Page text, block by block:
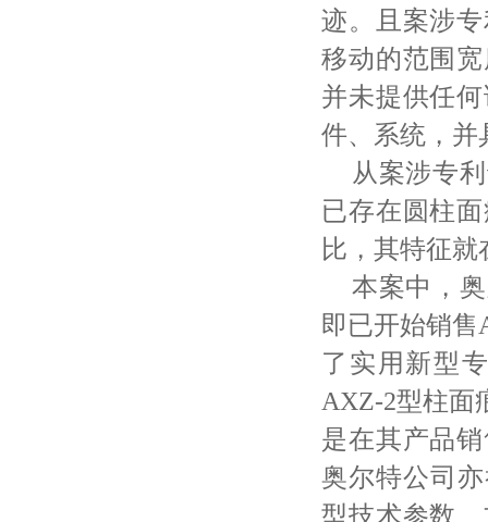
迹。且案涉
移动的范围
并未提供任
件、系统，并
从案涉专
已存在圆柱
比，其特征
本案中，
即已开始销售
了实用新型
AXZ-2型柱面
是在其产品
奥尔特公司
型技术参数